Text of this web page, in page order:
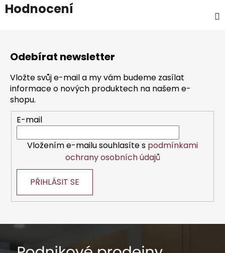
Hodnocení
Odebírat newsletter
Vložte svůj e-mail a my vám budeme zasílat
informace o nových produktech na našem e-
shopu.
E-mail
Vložením e-mailu souhlasíte s podmínkami
ochrany osobních údajů
PŘIHLÁSIT SE